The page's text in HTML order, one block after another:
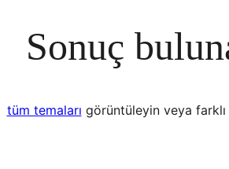
Sonuç
tüm temaları görüntüleyin veya